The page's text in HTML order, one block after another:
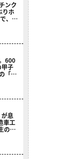
ンク
りホ
、ロ
600
子
「ス
息
車工
のロ